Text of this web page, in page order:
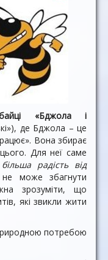
«Бджола і
де Бджола – це
Вона збирає
Для неї саме
радість від
може збагнути
зрозуміти, що
які звикли жити
потребою